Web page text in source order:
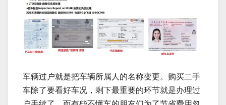
车辆过户就是把车辆所属人的名称变更。购买二手
车除了要看好车况，剩下最重要的环节就是办理过